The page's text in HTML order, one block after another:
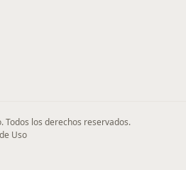
Todos los derechos reservados.
Uso